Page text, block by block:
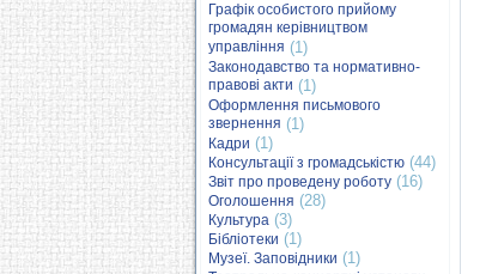
Графік особистого прийому
громадян керівництвом
управління (1)
Законодавство та нормативно-
правові акти (1)
Оформлення письмового
звернення (1)
Кадри (1)
Консультації з громадськістю (44)
Звіт про проведену роботу (16)
Оголошення (28)
Культура (3)
Бібліотеки (1)
Музеї. Заповідники (1)